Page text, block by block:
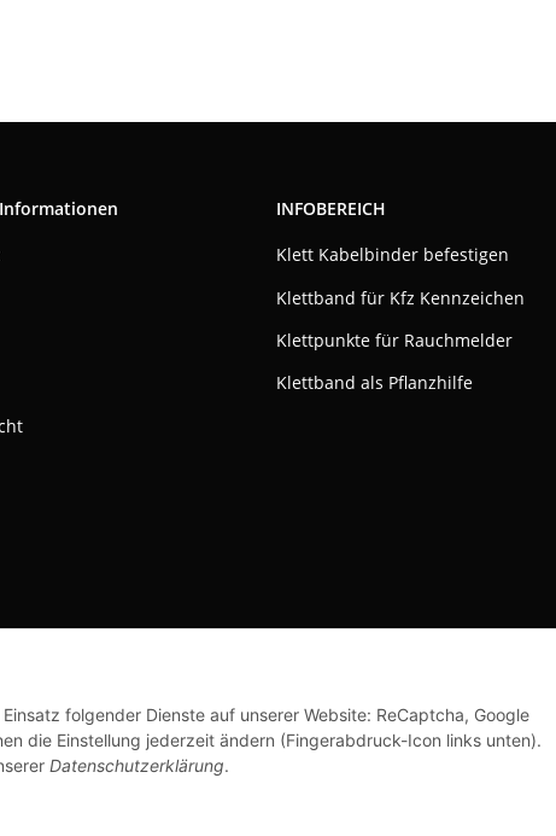
folgender Dienste auf unserer Website: ReCaptcha, Google
die Einstellung jederzeit ändern (Fingerabdruck-Icon links unten).
Datenschutzerklärung.
INFOBEREICH
Klett Kabelbinder befestigen
Klettband für Kfz Kennzeichen
Klettpunkte für Rauchmelder
Klettband als Pflanzhilfe